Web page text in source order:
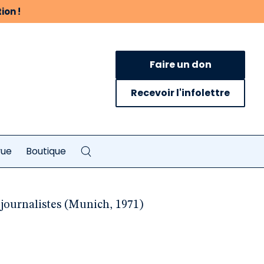
!
Faire un don
Recevoir l'infolettre
Boutique
(Munich, 1971)